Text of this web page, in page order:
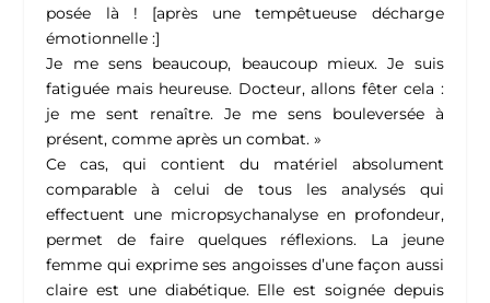
posée là ! [après une tempêtueuse décharge
émotionnelle :]
Je me sens beaucoup, beaucoup mieux. Je suis
fatiguée mais heureuse. Docteur, allons fêter cela :
je me sent renaître. Je me sens bouleversée à
présent, comme après un combat. »
Ce cas, qui contient du matériel absolument
comparable à celui de tous les analysés qui
effectuent une micropsychanalyse en profondeur,
permet de faire quelques réflexions. La jeune
femme qui exprime ses angoisses d’une façon aussi
claire est une diabétique. Elle est soignée depuis